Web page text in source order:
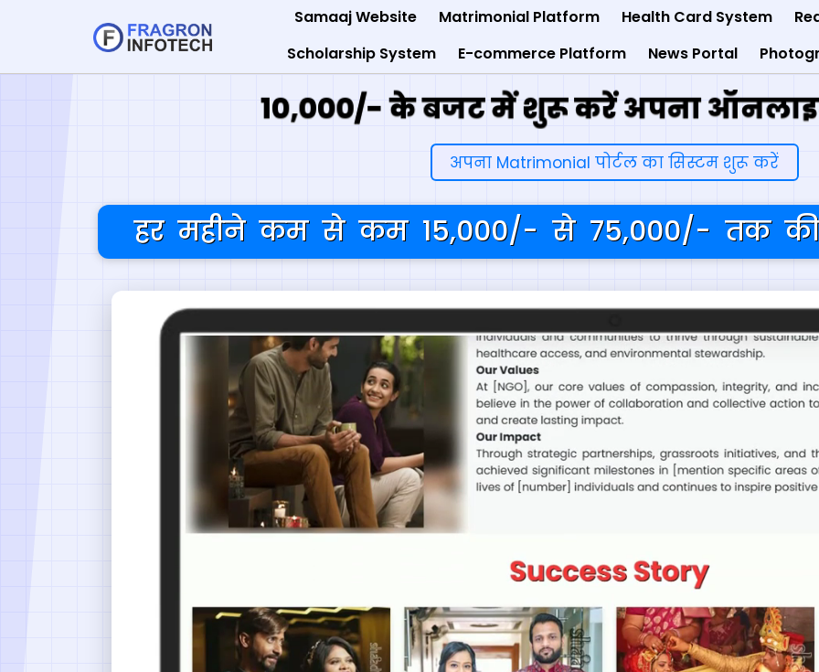
Samaaj Website Matrimonial Platform Health Card System
Scholarship System
E-commerce Platform News Portal
10,000/- के बजट में शुरू करें अपना
अपना Matrimonial पोर्टल का सिस्टम शुरू करें
हर महीने कम से कम 15,000/- से 75,000/- तक